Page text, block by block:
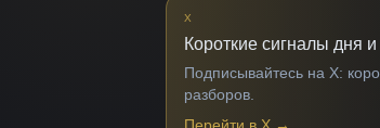
X
Короткие сигналы дня
Подписывайтесь на X:
разборов.